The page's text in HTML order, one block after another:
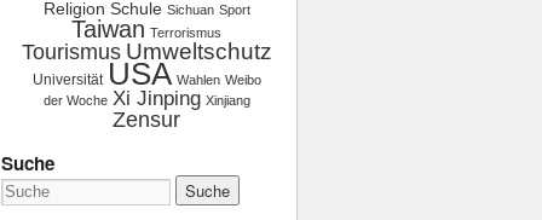
Religion Schule Sichuan Sport
Taiwan Terrorismus
Tourismus Umweltschutz
Universität USA Wahlen Weibo
der Woche Xi Jinping Xinjiang
Zensur
Suche